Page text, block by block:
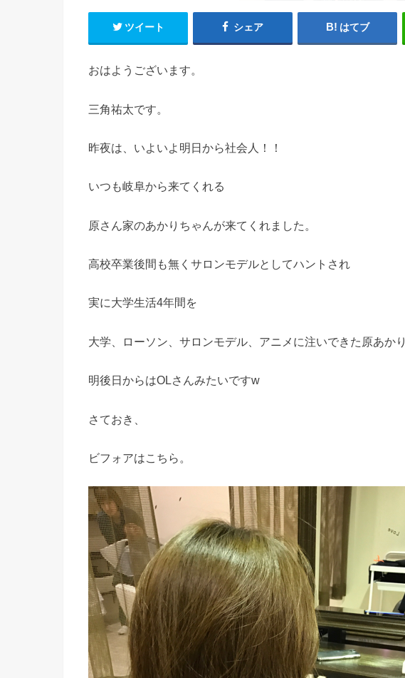
ツイート シェア はてブ
おはようございます。
三角祐太です。
昨夜は、いよいよ明日から社会人！！
いつも岐阜から来てくれる
原さん家のあかりちゃんが来てくれました。
高校卒業後間も無くサロンモデルとしてハントされ
実に大学生活4年間を
大学、ローソン、サロンモデル、アニメに注いできた原あかり
明後日からはOLさんみたいですw
さておき、
ビフォアはこちら。